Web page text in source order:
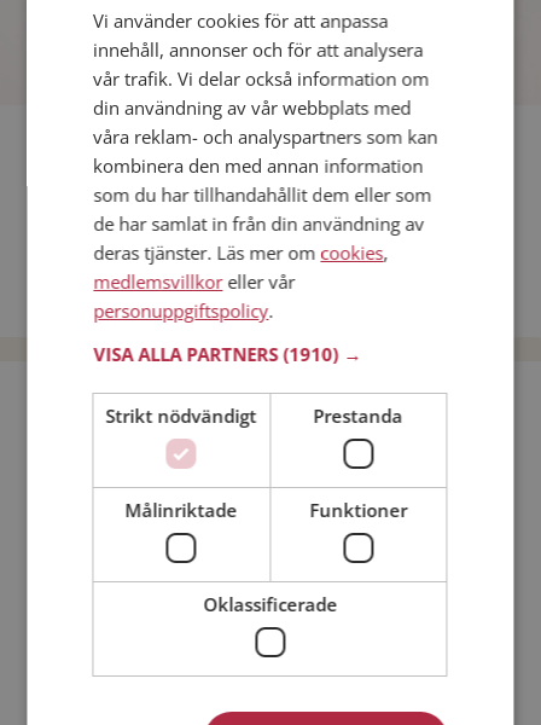
Fler singlar
Fler singelmän från Hammarö:Marita,Daniel, Tommy
Kvinnor från Hammarö
Dejta kvinnor i Sverige
Dejta män i Sverige
Bli medlem utan kostnad!
Min ålder:
Vi använder cookies för att anpassa
innehåll, annonser och för att analysera
vår trafik. Vi delar också information om
din användning av vår webbplats med
våra reklam- och analyspartners som kan
kombinera den med annan information
som du har tillhandahållit dem eller som
de har samlat in från din användning av
deras tjänster. Läs mer om cookies,
medlemsvillkoreller vår
personuppgiftspolicy.
VISA ALLA PARTNERS(1910) →
Strikt nödvändigt Prestanda
Målinriktade Funktioner
Oklassificerade